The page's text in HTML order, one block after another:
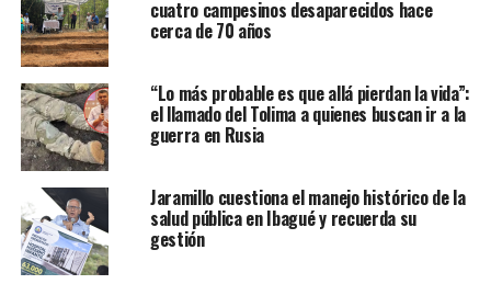
cuatro campesinos desaparecidos hace
cerca de 70 años
“Lo más probable es que allá pierdan la vida”:
el llamado del Tolima a quienes buscan ir a la
guerra en Rusia
Jaramillo cuestiona el manejo histórico de la
salud pública en Ibagué y recuerda su
gestión